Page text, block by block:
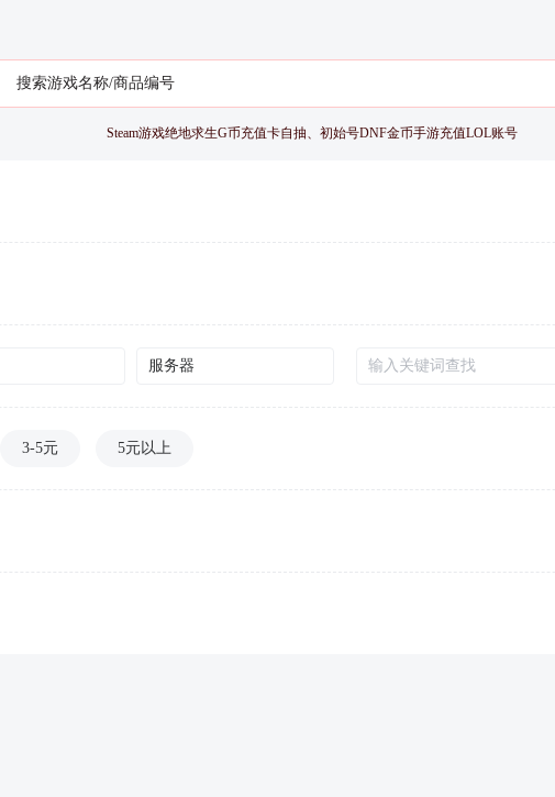
Steam游戏绝地求生G币充值卡自抽、初始号DNF金币手游充值LOL账号
服务器
3-5元 5元以上